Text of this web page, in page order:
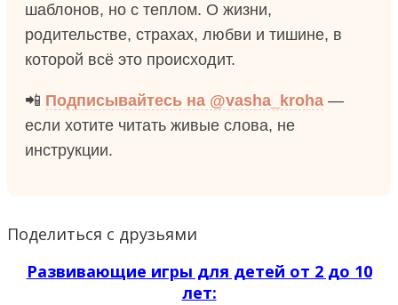
шаблонов, но с теплом. О жизни,
родительстве, страхах, любви и тишине, в
которой всё это происходит.
📲 Подписывайтесь на @vasha_kroha —
если хотите читать живые слова, не
инструкции.
Поделиться с друзьями
Развивающие игры для детей от 2 до 10
лет: